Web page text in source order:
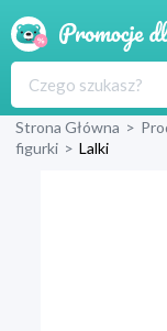
Strona Główna >
figurki > Lalki